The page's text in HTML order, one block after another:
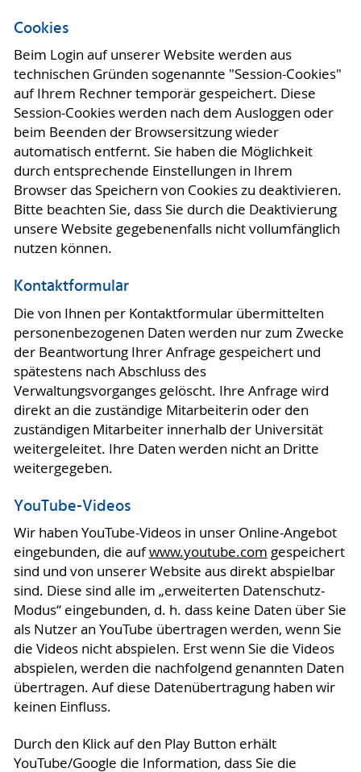
Cookies
Beim Login auf unserer Website werden aus
technischen Gründen sogenannte "Session-Cookies"
auf Ihrem Rechner temporär gespeichert. Diese
Session-Cookies werden nach dem Ausloggen oder
beim Beenden der Browsersitzung wieder
automatisch entfernt. Sie haben die Möglichkeit
durch entsprechende Einstellungen in Ihrem
Browser das Speichern von Cookies zu deaktivieren.
Bitte beachten Sie, dass Sie durch die Deaktivierung
unsere Website gegebenenfalls nicht vollumfänglich
nutzen können.
Kontaktformular
Die von Ihnen per Kontaktformular übermittelten
personenbezogenen Daten werden nur zum Zwecke
der Beantwortung Ihrer Anfrage gespeichert und
spätestens nach Abschluss des
Verwaltungsvorganges gelöscht. Ihre Anfrage wird
direkt an die zuständige Mitarbeiterin oder den
zuständigen Mitarbeiter innerhalb der Universität
weitergeleitet. Ihre Daten werden nicht an Dritte
weitergegeben.
YouTube-Videos
Wir haben YouTube-Videos in unser Online-Angebot
eingebunden, die aufwww.youtube.com gespeichert
sind und von unserer Website aus direkt abspielbar
sind. Diese sind alle im „erweiterten Datenschutz-
Modus“ eingebunden, d. h. dass keine Daten über Sie
als Nutzer an YouTube übertragen werden, wenn Sie
die Videos nicht abspielen. Erst wenn Sie die Videos
abspielen, werden die nachfolgend genannten Daten
übertragen. Auf diese Datenübertragung haben wir
keinen Einfluss.
Durch den Klick auf den Play Button erhält
YouTube/Google die Information, dass Sie die